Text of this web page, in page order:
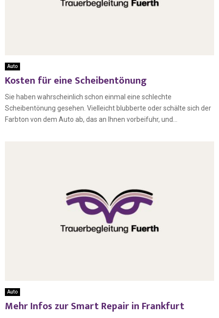
Auto
Kosten für eine Scheibentönung
Sie haben wahrscheinlich schon einmal eine schlechte
Scheibentönung gesehen. Vielleicht blubberte oder schälte sich der
Farbton von dem Auto ab, das an Ihnen vorbeifuhr, und...
Auto
Mehr Infos zur Smart Repair in Frankfurt